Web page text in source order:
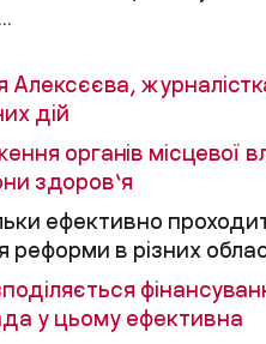
Алексєєва,
дій
органів місцевої
здоров’я
ефективно
реформи в різних
у цьому ефективна